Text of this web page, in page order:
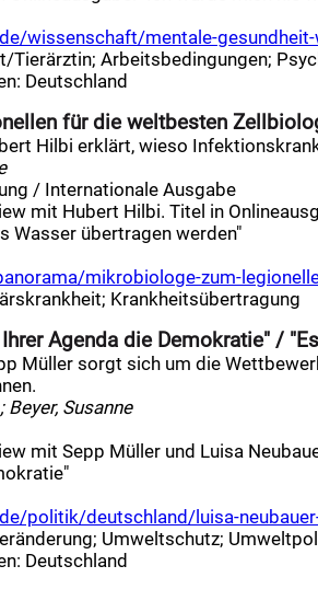
wissenschaft/mentale-gesundheit-
Tierärztin; Arbeitsbedingungen;
: Deutschland
für die weltbesten
Hilbi erklärt, wieso
/ Internationale Ausgabe
mit Hubert Hilbi. Titel in
Wasser übertragen werden"
mikrobiologe-zum-
; Krankheitsübertragung
Agenda die Demokratie" /
Müller sorgt sich um die
Beyer, Susanne
mit Sepp Müller und Luisa
politik/deutschland/luisa-
; Umweltschutz;
: Deutschland